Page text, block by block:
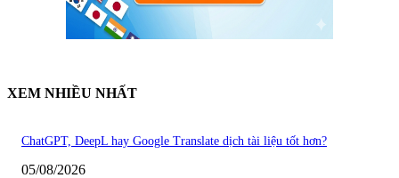
XEM NHIỀU NHẤT
ChatGPT, DeepL hay Google Translate dịch tài liệu tốt hơn?
05/08/2026